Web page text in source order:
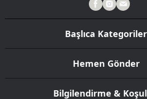
Başlıca Kategoriler
Hemen Gönder
Bilgilendirme &